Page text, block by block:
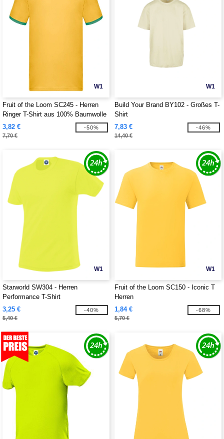
W1
Fruit of the Loom SC245 - Herren
Ringer T-Shirt aus 100% Baumwolle
3,82 €
7,70 €
-50%
W1
Build Your Brand BY102 - Großes T-
Shirt
7,83 €
14,40 €
-46%
W1
Starworld SW304 - Herren
Performance T-Shirt
3,25 €
5,40 €
-40%
W1
Fruit of the Loom SC150 - Iconic T
Herren
1,84 €
5,70 €
-68%